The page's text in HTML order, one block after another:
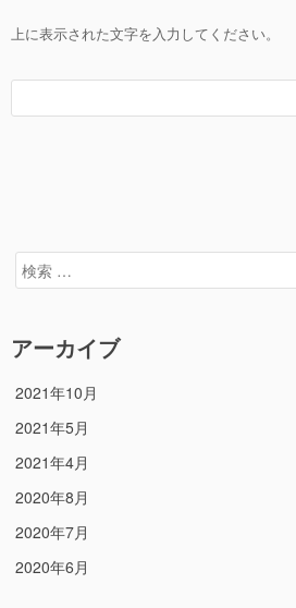
上に表示された文字を入力してください。
検
索
アーカイブ
2021年10月
2021年5月
2021年4月
2020年8月
2020年7月
2020年6月